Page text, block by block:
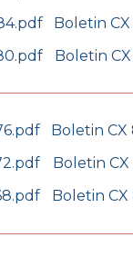
Boletin
Boletin
Boletin
Boletin
Boletin